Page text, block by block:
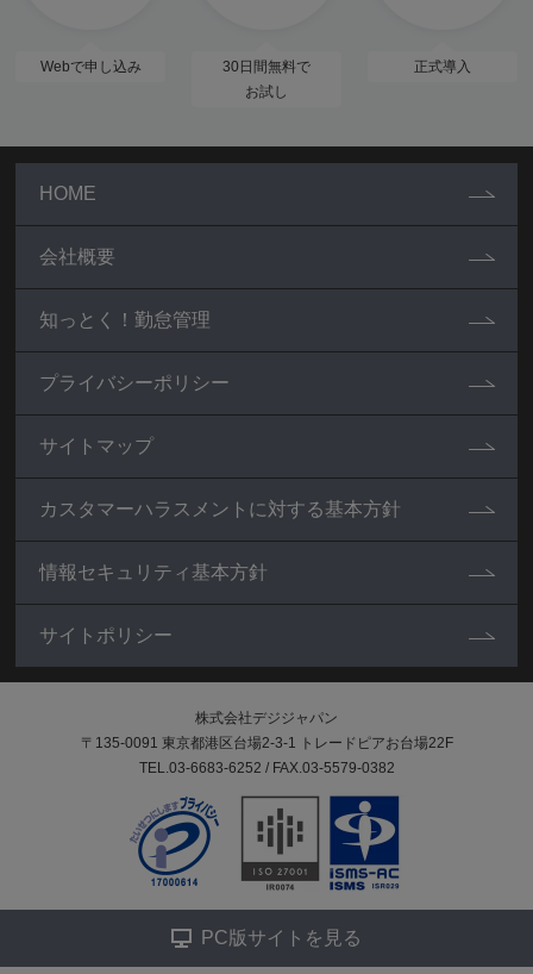
Webで申し込み
30日間無料で
お試し
正式導入
HOME
会社概要
知っとく！勤怠管理
情報セキュリティ基本方針
サイトポリシー
プライバシーポリシー
サイトマップ
カスタマーハラスメントに対する基本方針
株式会社デジジャパン
〒135-0091 東京都港区台場2-3-1 トレードピアお台場22F
TEL.03-6683-6252 / FAX.03-5579-0382
PC版サイトを見る